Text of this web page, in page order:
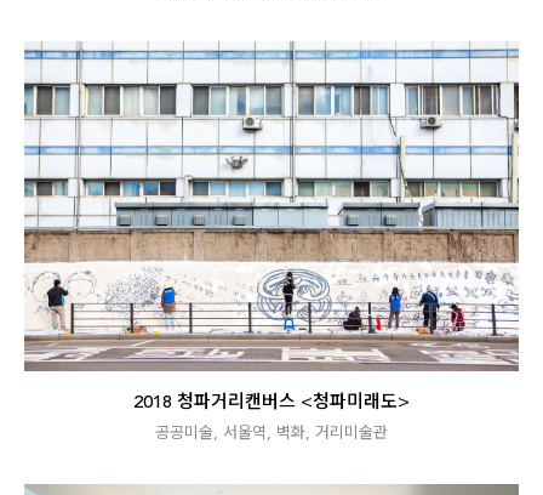
2018 청파거리캔버스 <청파미래도>
공공미술, 서울역 , 벽화, 거리미술관